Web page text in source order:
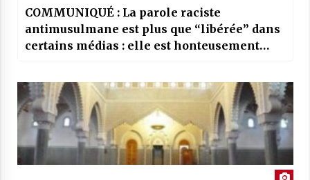
COMMUNIQUÉ : La parole raciste
antimusulmane est plus que “libérée” dans
certains médias : elle est honteusement